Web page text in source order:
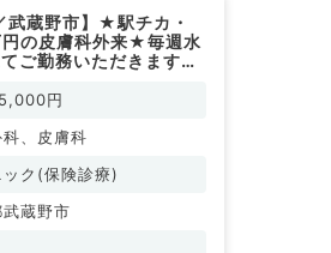
武蔵野市】★駅チカ・
の皮膚科外来★毎週水
ご勤務いただきます
円
、皮膚科
ック(保険診療)
蔵野市